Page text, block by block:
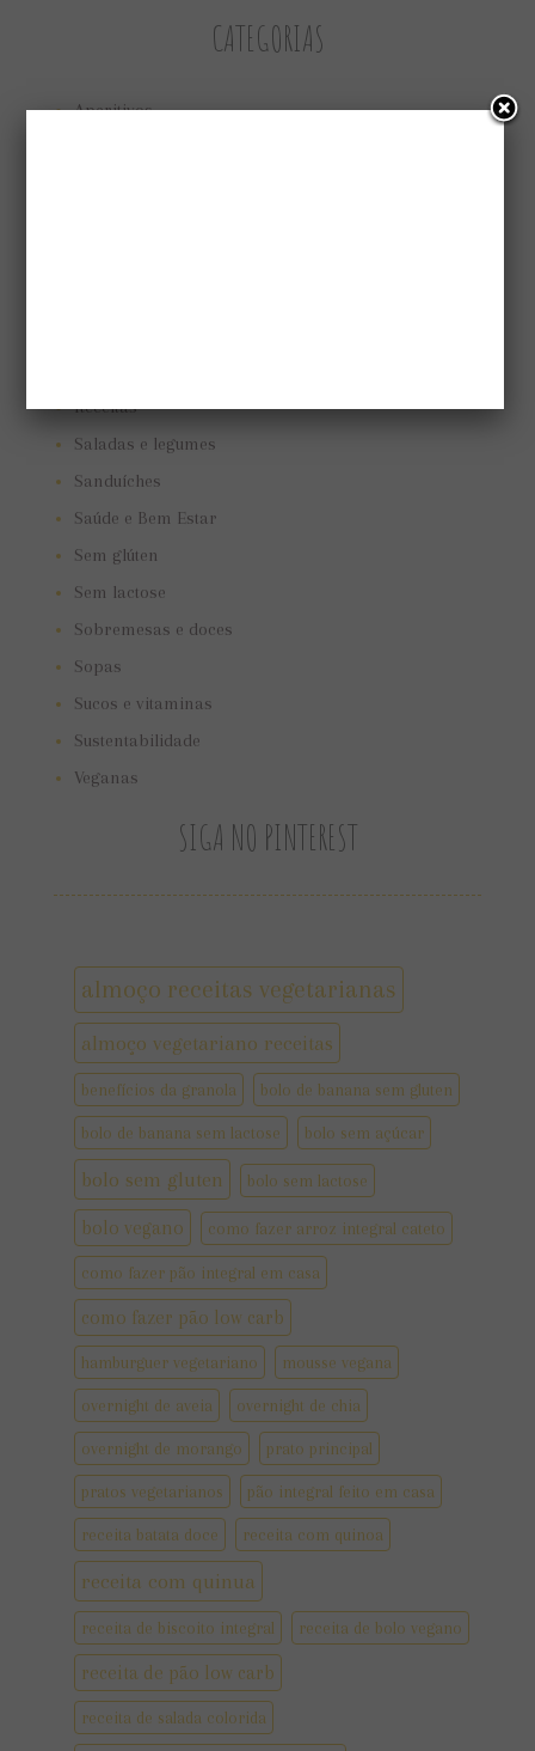
CATEGORIAS
Aperitivos
Receitas
Saladas e legumes
Sanduíches
Saúde e Bem Estar
Sem glúten
Sem lactose
Sobremesas e doces
Sopas
Sucos e vitaminas
Sustentabilidade
Veganas
SIGA NO PINTEREST
almoço receitas vegetarianas
almoço vegetariano receitas
benefícios da granola bolo de banana sem gluten
bolo de banana sem lactose bolo sem açúcar
bolo sem gluten bolo sem lactose
bolo vegano como fazer arroz integral cateto
como fazer pão integral em casa
como fazer pão low carb
hamburguer vegetariano mousse vegana
overnight de aveia overnight de chia
overnight de morango prato principal
pratos vegetarianos pão integral feito em casa
receita batata doce receita com quinoa
receita com quinua
receita de biscoito integral receita de bolo vegano
receita de pão low carb
receita de salada colorida